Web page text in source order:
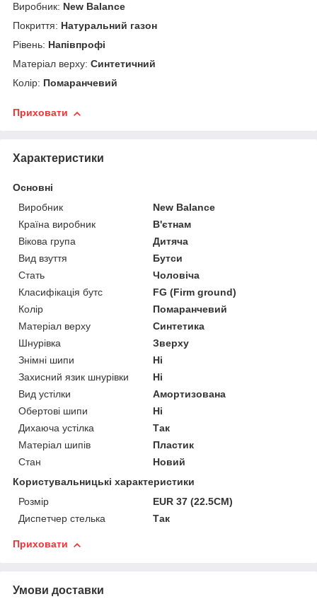
Виробник: New Balance
Покриття: Натуральний газон
Рівень: Напівпрофі
Матеріал верху: Синтетичний
Колір: Помаранчевий
Приховати
Характеристики
Основні
Виробник
New Balance
Країна виробник
В'єтнам
Вікова група
Дитяча
Вид взуття
Бутси
Стать
Чоловіча
Класифікація бутс
FG (Firm ground)
Колір
Помаранчевий
Матеріал верху
Синтетика
Шнурівка
Зверху
Знімні шипи
Ні
Захисний язик шнурівки
Ні
Вид устілки
Амортизована
Обертові шипи
Ні
Дихаюча устілка
Так
Матеріал шипів
Пластик
Стан
Новий
Користувальницькі характеристики
Розмір
EUR 37 (22.5CM)
Диспетчер стелька
Так
Приховати
Умови доставки